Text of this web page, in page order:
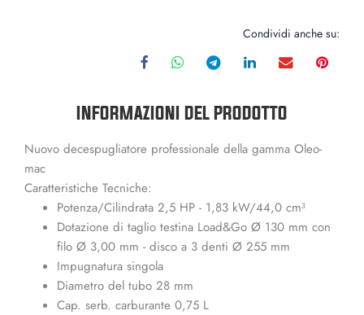
Condividi anche su:
INFORMAZIONI DEL PRODOTTO
Nuovo decespugliatore professionale della gamma Oleo-
mac
Caratteristiche Tecniche:
Potenza/Cilindrata 2,5 HP - 1,83 kW/44,0 cm³
Dotazione di taglio testina Load&Go Ø 130 mm con
filo Ø 3,00 mm - disco a 3 denti Ø 255 mm
Impugnatura singola
Diametro del tubo 28 mm
Cap. serb. carburante 0,75 L